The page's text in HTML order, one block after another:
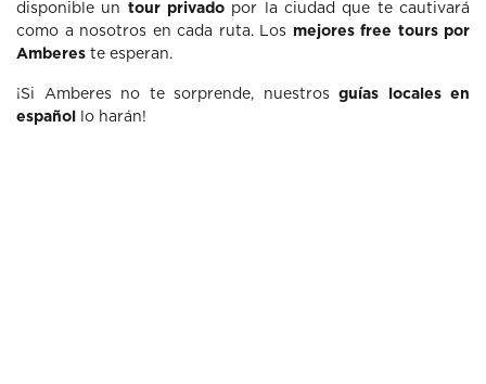
disponible un tour privado por la ciudad que te cautivará
como a nosotros en cada ruta. Los mejores free tours por
Amberes te esperan.
¡Si Amberes no te sorprende, nuestros guías locales en
español
lo harán!